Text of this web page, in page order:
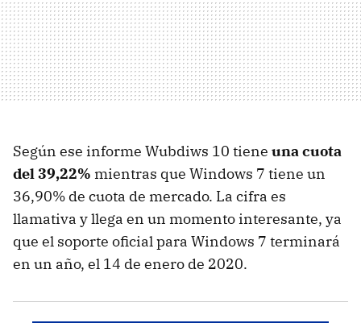
Según ese informe Wubdiws 10 tiene una cuota
del 39,22% mientras que Windows 7 tiene un
36,90% de cuota de mercado. La cifra es
llamativa y llega en un momento interesante, ya
que el soporte oficial para Windows 7 terminará
en un año, el 14 de enero de 2020.